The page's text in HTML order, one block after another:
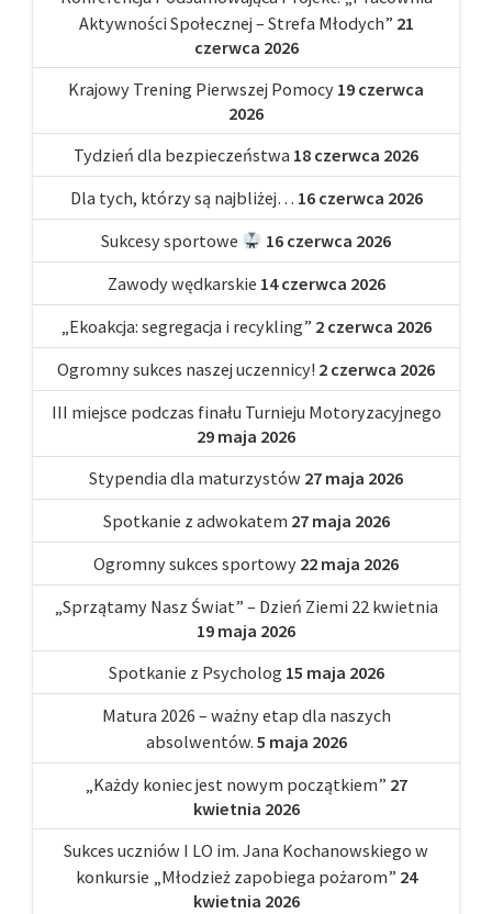
Aktywności Społecznej – Strefa Młodych” 21
czerwca 2026
Krajowy Trening Pierwszej Pomocy 19 czerwca
2026
Tydzień dla bezpieczeństwa 18 czerwca 2026
Dla tych, którzy są najbliżej… 16 czerwca 2026
Sukcesy sportowe
16 czerwca 2026
Zawody wędkarskie 14 czerwca 2026
„Ekoakcja: segregacja i recykling” 2 czerwca 2026
Ogromny sukces naszej uczennicy! 2 czerwca 2026
III miejsce podczas finału Turnieju Motoryzacyjnego
29 maja 2026
Stypendia dla maturzystów 27 maja 2026
Spotkanie z adwokatem 27 maja 2026
Ogromny sukces sportowy 22 maja 2026
„Sprzątamy Nasz Świat” – Dzień Ziemi 22 kwietnia
19 maja 2026
Spotkanie z Psycholog 15 maja 2026
Matura 2026 – ważny etap dla naszych
absolwentów. 5 maja 2026
„Każdy koniec jest nowym początkiem” 27
kwietnia 2026
Sukces uczniów I LO im. Jana Kochanowskiego w
konkursie „Młodzież zapobiega pożarom” 24
kwietnia 2026